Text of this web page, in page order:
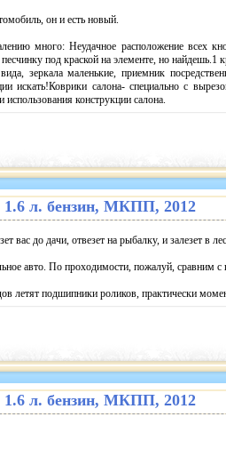
он и есть новый.
много: Неудачное расположение всех
песчинку под краской на элементе, но
зеркала маленькие, приемник
искать!Коврики салона- специально с
использования конструкции салона.
1.6 л. бензин, МКПП, 2012
вас до дачи, отвезет на рыбалку, и залезет в
авто. По проходимости, пожалуй, сравним
летят подшипники роликов, практически
1.6 л. бензин, МКПП, 2012